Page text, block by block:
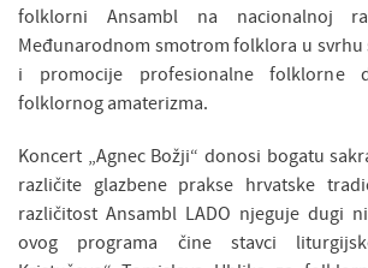
folklorni Ansambl na nacionalnoj
Međunarodnom smotrom folklora u svrhu
i promocije profesionalne folklorne
folklornog amaterizma.
Koncert „Agnec Božji“ donosi bogatu
različite glazbene prakse hrvatske
različitost Ansambl LADO njeguje dugi
ovog programa čine stavci